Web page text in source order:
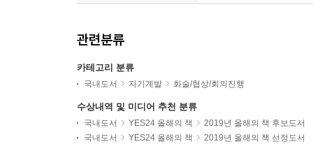
관련분류
카테고리 분류
국내도서 자기계발 화술/협상/회의진행
수상내역 및 미디어 추천 분류
국내도서 YES24 올해의 책
2019년 올해의 책 후보도서
국내도서
YES24 올해의 책 2019년 올해의 책 선정도서